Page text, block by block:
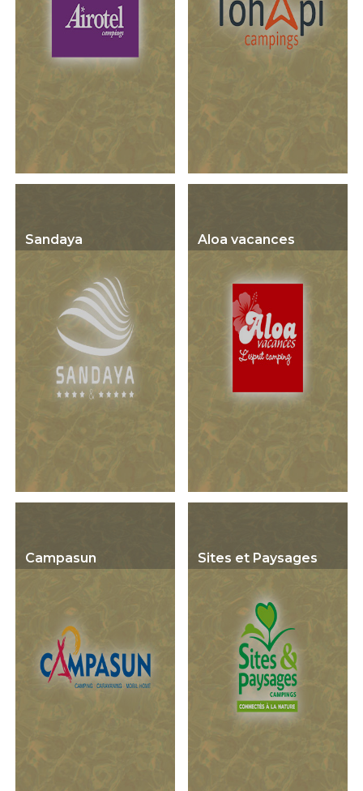
Sandaya Aloa vacances
Campasun Sites et Paysages